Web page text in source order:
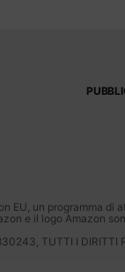
EU, un programma
e il logo Amazon
TUTTI I DIRITTI